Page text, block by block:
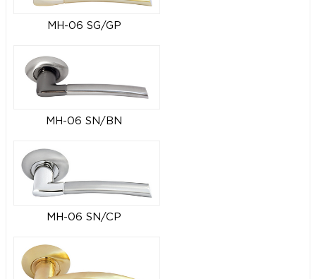
MH-06 SG/GP
MH-06 SN/BN
MH-06 SN/CP